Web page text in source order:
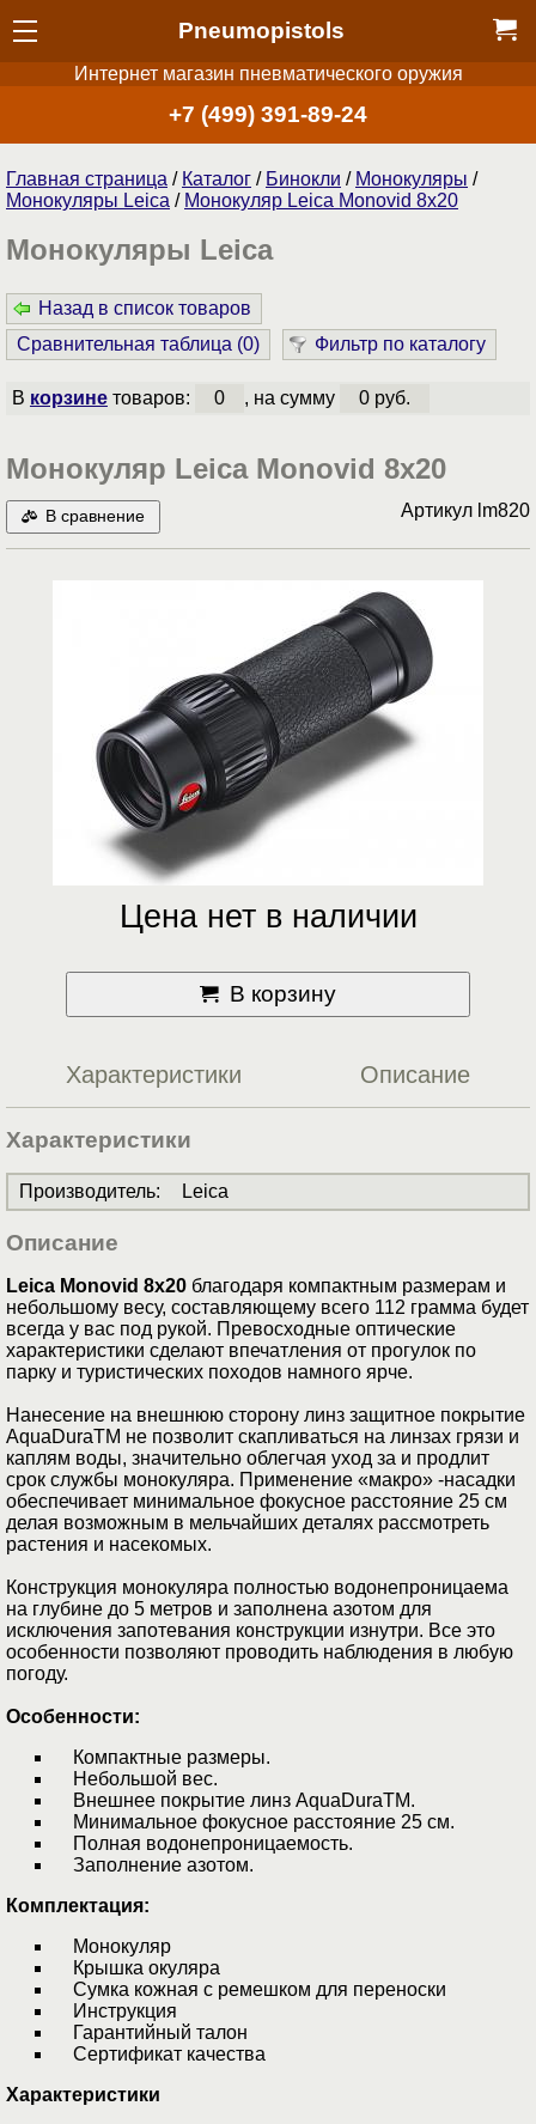
Pneumopistols
Интернет магазин пневматического оружия
+7 (499) 391-89-24
Главная страница / Каталог / Бинокли / Монокуляры /
Монокуляры Leica / Монокуляр Leica Monovid 8x20
Монокуляры Leica
Назад в список товаров
Сравнительная таблица (0) Фильтр по каталогу
В корзинетоваров: 0 , на сумму 0 руб.
Монокуляр Leica Monovid 8x20
В сравнение Артикул lm820
Цена нет в наличии
В корзину
Характеристики Описание
Характеристики
Производитель: Leica
Описание
Leica Monovid 8x20 благодаря компактным размерам и
небольшому весу, составляющему всего 112 грамма будет
всегда у вас под рукой. Превосходные оптические
характеристики сделают впечатления от прогулок по
парку и туристических походов намного ярче.
Нанесение на внешнюю сторону линз защитное покрытие
AquaDuraTM не позволит скапливаться на линзах грязи и
каплям воды, значительно облегчая уход за и продлит
срок службы монокуляра. Применение «макро» -насадки
обеспечивает минимальное фокусное расстояние 25 см
делая возможным в мельчайших деталях рассмотреть
растения и насекомых.
Конструкция монокуляра полностью водонепроницаема
на глубине до 5 метров и заполнена азотом для
исключения запотевания конструкции изнутри. Все это
особенности позволяют проводить наблюдения в любую
погоду.
Особенности:
Компактные размеры.
Небольшой вес.
Внешнее покрытие линз AquaDuraTM.
Минимальное фокусное расстояние 25 см.
Полная водонепроницаемость.
Заполнение азотом.
Комплектация:
Монокуляр
Крышка окуляра
Сумка кожная с ремешком для переноски
Инструкция
Гарантийный талон
Сертификат качества
Характеристики